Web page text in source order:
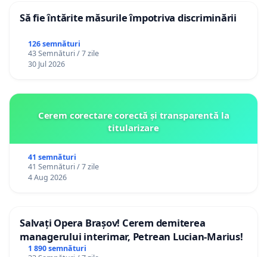
Să fie întărite măsurile împotriva discriminării
126 semnături
43 Semnături / 7 zile
30 Jul 2026
Cerem corectare corectă și transparentă la
titularizare
41 semnături
41 Semnături / 7 zile
4 Aug 2026
Salvați Opera Brașov! Cerem demiterea
managerului interimar, Petrean Lucian-Marius!
1 890 semnături